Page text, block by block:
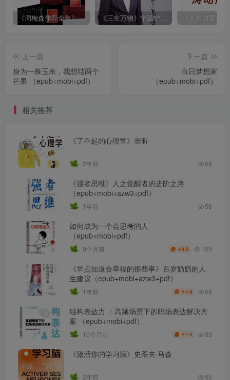
《周梅森作品全集》[共30册] 《三生万物》宁高宁（epub+mobi+azw3+pdf）
上一篇
身为一株玉米，我想结两个
芒果 （epub+mobi+pdf）
下一篇
白日梦想家
（epub+mobi+pdf）
相关推荐
《了不起的心理学》张昕
2年前 68
《强者思维》人之觉醒者的进阶之路
（epub+mobi+azw3+pdf）
1年前 58
如何成为一个会思考的人
（epub+mobi+pdf）
9个月前 ￥4.9 109
《早点知道会幸福的那些事》百岁奶奶的人
生建议（epub+mobi+azw3+pdf）
1年前 ￥4.9 68
结构表达力 ：高频场景下的职场表达解决方
案 （epub+mobi+pdf）
10个月前 ￥4.9 33
《激活你的学习脑》史蒂夫·马森
2年前 55